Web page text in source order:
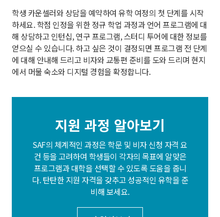
학생 카운셀러와 상담을 예약하여 유학 여정의 첫 단계를 시작
하세요. 학점 인정을 위한 정규 학업 과정과 언어 프로그램에 대
해 상담하고 인턴십, 연구 프로그램, 스터디 투어에 대한 정보를
얻으실 수 있습니다. 하고 싶은 것이 결정되면 프로그램 전 단계
에 대해 안내해 드리고 비자와 교통편 준비를 도와 드리며 현지
에서 머물 숙소와 디지털 경험을 확정합니다.
지원 과정 알아보기
SAF의 체계적인 과정은 학문 및 비자 신청 자격 요
건 등을 고려하여 학생들이 각자의 목표에 알맞은
프로그램과 대학을 선택할 수 있도록 도움을 줍니
다. 탄탄한 지원 자격을 갖추고 성공적인 유학을 준
비해 보세요.